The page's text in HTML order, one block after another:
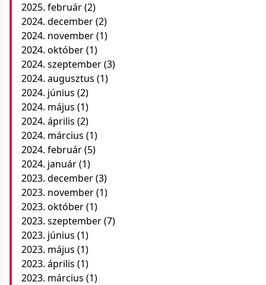
2025. február(2)
2024. december(2)
2024. november(1)
2024. október(1)
2024. szeptember(3)
2024. augusztus (1)
2024. június (2)
2024. május (1)
2024. április (2)
2024. március (1)
2024. február(5)
2024. január(1)
2023. december(3)
2023. november(1)
2023. október(1)
2023. szeptember(7)
2023. június (1)
2023. május (1)
2023. április (1)
2023. március (1)